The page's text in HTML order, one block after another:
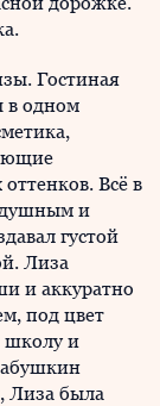
Гостиная
в одном
Всё в
и
густой
Лиза
и аккуратно
под цвет
школу и
Лиза была